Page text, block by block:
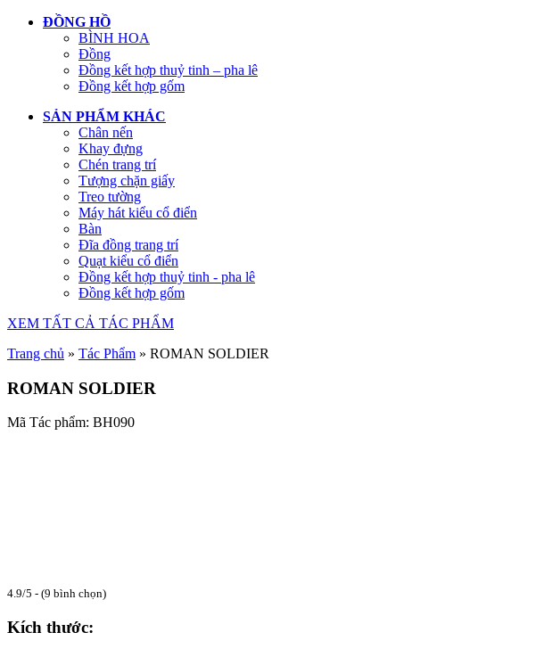
ĐỒNG HỒ
BÌNH HOA
Đồng
Đồng kết hợp thuỷ tinh – pha lê
Đồng kết hợp gốm
SẢN PHẨM KHÁC
Chân nến
Khay đựng
Chén trang trí
Tượng chặn giấy
Treo tường
Máy hát kiểu cổ điển
Bàn
Đĩa đồng trang trí
Quạt kiểu cổ điển
Đồng kết hợp thuỷ tinh - pha lê
Đồng kết hợp gốm
XEM TẤT CẢ TÁC PHẨM
Trang chủ » Tác Phẩm » ROMAN SOLDIER
ROMAN SOLDIER
Mã Tác phẩm: BH090
4.9/5 - (9 bình chọn)
Kích thước: